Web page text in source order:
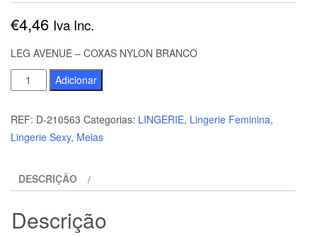
€4,46 Iva Inc.
LEG AVENUE – COXAS NYLON BRANCO
Quantidade
de
LEG
AVENUE
NYLON
Adicionar
REF: D-210563 Categorias: LINGERIE, Lingerie Feminina,
Lingerie Sexy, Meias
DESCRIÇÃO
Descrição